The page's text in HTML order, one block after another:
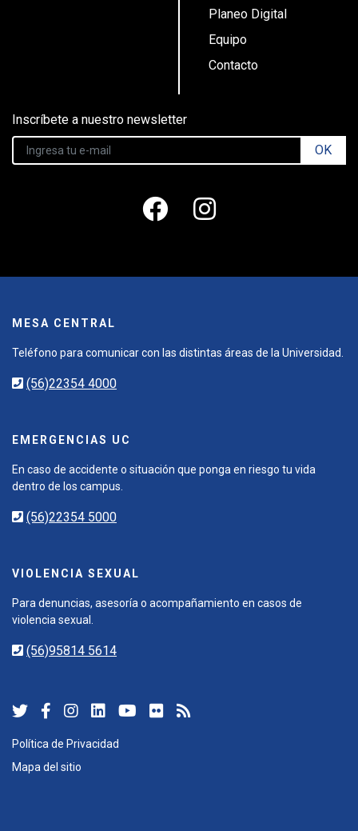
Planeo Digital
Equipo
Contacto
Inscríbete a nuestro newsletter
OK
MESA CENTRAL
Teléfono para comunicar con las distintas áreas de la Universidad.
(56)22354 4000
EMERGENCIAS UC
En caso de accidente o situación que ponga en riesgo tu vida
dentro de los campus.
(56)22354 5000
VIOLENCIA SEXUAL
Para denuncias, asesoría o acompañamiento en casos de
violencia sexual.
(56)95814 5614
Política de Privacidad
Mapa del sitio